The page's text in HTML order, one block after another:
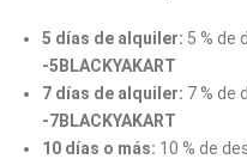
5 días de alquiler: 5 % de
-5BLACKYAKART
7 días de alquiler: 7 % de
-7BLACKYAKART
10 días o más: 10 % de